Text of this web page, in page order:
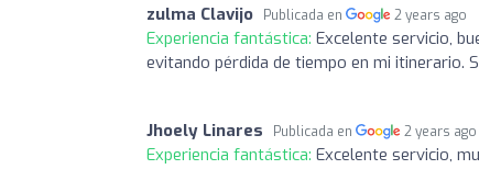
zulma Clavijo Publicada en 2 years ago
Experiencia fantástica: Excelente servicio,
evitando pérdida de tiempo en mi itinerario.
Jhoely Linares Publicada en 2 years ago
Experiencia fantástica: Excelente servicio,